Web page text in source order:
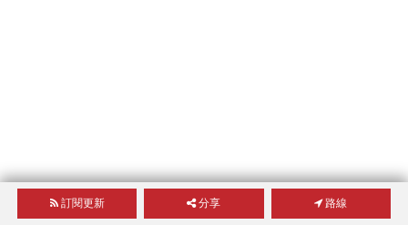
訂閱更新 分享 路線